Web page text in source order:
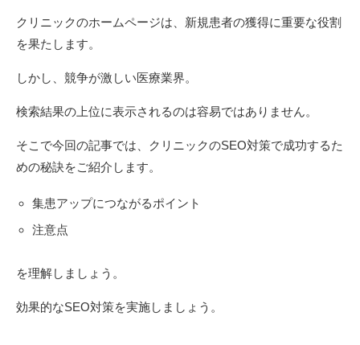
クリニックのホームページは、新規患者の獲得に重要な役割
を果たします。
しかし、競争が激しい医療業界。
検索結果の上位に表示されるのは容易ではありません。
そこで今回の記事では、クリニックのSEO対策で成功するた
めの秘訣をご紹介します。
集患アップにつながるポイント
注意点
を理解しましょう。
効果的なSEO対策を実施しましょう。